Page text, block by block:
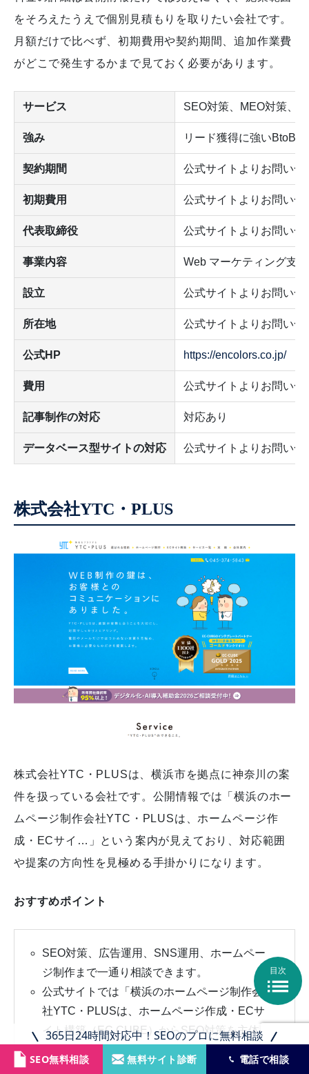
365日24時間対応中！SEOのプロに無料相談
SEO無料相談 無料サイト診断 電話で相談
をそろえたうえで個別見積もりを取りたい会社です。
月額だけで比べず、初期費用や契約期間、追加作業費
がどこで発生するかまで見ておく必要があります。
サービス SEO対策、MEO対策、
強み リード獲得に強いBtoB
契約期間 公式サイトよりお問い合
初期費用 公式サイトよりお問い合
代表取締役 公式サイトよりお問い合
事業内容 Web マーケティング支
設立 公式サイトよりお問い合
所在地 公式サイトよりお問い合
公式HP https://encolors.co.jp/
費用 公式サイトよりお問い合
記事制作の対応 対応あり
データベース型サイトの対応 公式サイトよりお問い合
株式会社YTC・PLUS
株式会社YTC・PLUSは、横浜市を拠点に神奈川の案
件を扱っている会社です。公開情報では「横浜のホー
ムページ制作会社YTC・PLUSは、ホームページ作
成・ECサイ…」という案内が見えており、対応範囲
や提案の方向性を見極める手掛かりになります。
おすすめポイント
SEO対策、広告運用、SNS運用、ホームペー
ジ制作まで一通り相談できます。
公式サイトでは「横浜のホームページ制作会
社YTC・PLUSは、ホームページ作成・ECサ
イト構築（EC CUBE）からSEO対策を主体
目次
